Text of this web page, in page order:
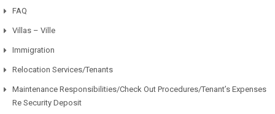
FAQ
Villas – Ville
Immigration
Relocation Services/Tenants
Maintenance Responsibilities/Check Out Procedures/Tenant’s Expenses
Re Security Deposit